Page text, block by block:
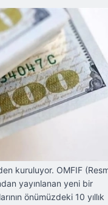
kuruluyor. OMFIF
yayınlanan yeni bir
önümüzdeki 10 yıllık